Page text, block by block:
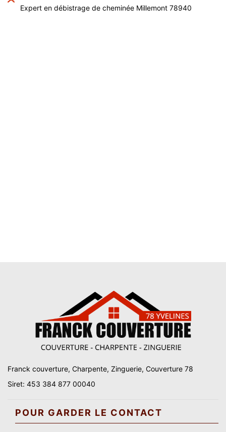
Expert en débistrage de cheminée Millemont 78940
Franck couverture, Charpente, Zinguerie, Couverture 78
Siret: 453 384 877 00040
POUR GARDER LE CONTACT